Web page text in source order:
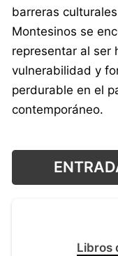
barreras
Montesinos se
representar al ser
vulnerabilidad y
perdurable en el
contemporáneo.
Libros